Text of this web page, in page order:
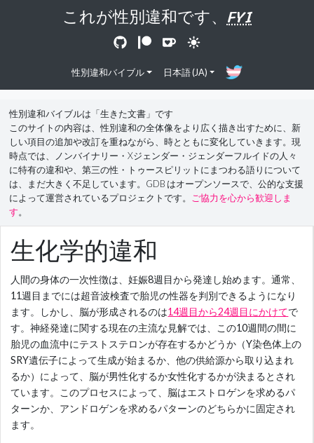
これが性別違和です、FYI
性別違和バイブル 日本語 (JA)
性別違和バイブルは「生きた文書」です
このサイトの内容は、性別違和の全体像をより広く描き出すために、新
しい項目の追加や改訂を重ねながら、時とともに変化していきます。現
時点では、ノンバイナリー・Xジェンダー・ジェンダーフルイドの人々
に特有の違和や、第三の性・トゥースピリットにまつわる語りについて
は、まだ大きく不足しています。GDB はオープンソースで、公的な支援
によって運営されているプロジェクトです。
ご協力を心から歓迎しま
す。
生化学的違和
人間の身体の一次性徴は、妊娠8週目から発達し始めます。通常、
11週目までには超音波検査で胎児の性器を判別できるようになり
ます。しかし、脳が形成されるのは14週目から24週目にかけてで
す。神経発達に関する現在の主流な見解では、この10週間の間に
胎児の血流中にテストステロンが存在するかどうか（Y染色体上の
SRY遺伝子によって生成が始まるか、他の供給源から取り込まれ
るか）によって、脳が男性化するか女性化するかが決まるとされ
ています。このプロセスによって、脳はエストロゲンを求めるパ
ターンか、アンドロゲンを求めるパターンのどちらかに固定され
ます。